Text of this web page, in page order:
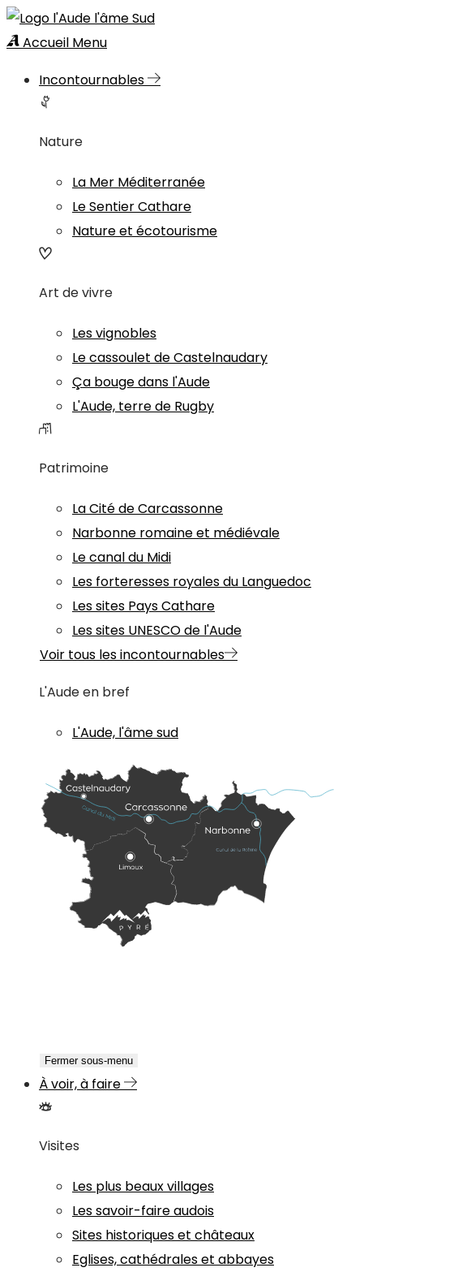
Accueil Menu
Incontournables
Nature
La Mer Méditerranée
Le Sentier Cathare
Nature et écotourisme
Art de vivre
Les vignobles
Le cassoulet de Castelnaudary
Ça bouge dans l'Aude
L'Aude, terre de Rugby
Patrimoine
La Cité de Carcassonne
Narbonne romaine et médiévale
Le canal du Midi
Les forteresses royales du Languedoc
Les sites Pays Cathare
Les sites UNESCO de l'Aude
Voir tous les incontournables
L'Aude en bref
L'Aude, l'âme sud
Fermer sous-menu
À voir, à faire
Visites
Les plus beaux villages
Les savoir-faire audois
Sites historiques et châteaux
Eglises, cathédrales et abbayes